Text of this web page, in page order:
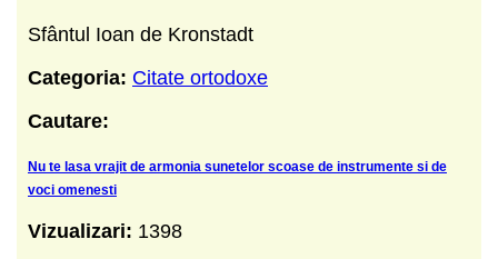
Sfântul Ioan de Kronstadt
Categoria: Citate ortodoxe
Cautare:
Nu te lasa vrajit de armonia sunetelor scoase de instrumente si de
voci omenesti
Vizualizari: 1398